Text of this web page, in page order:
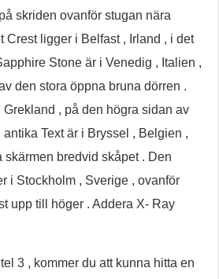
skriden ovanför stugan nära
Crest ligger i Belfast , Irland , i det
Stone är i Venedig , Italien ,
den stora öppna bruna dörren .
, på den högra sidan av
Text är i Bryssel , Belgien ,
skärmen bredvid skåpet . Den
i Stockholm , Sverige , ovanför
upp till höger . Addera X- Ray
3 , kommer du att kunna hitta en